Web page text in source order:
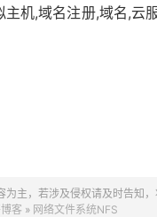
机,域名注册,域名,云
主，若涉及侵权请及时告知，
客 » 网络文件系统NFS